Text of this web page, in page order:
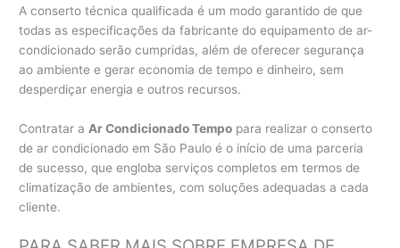
A conserto técnica qualificada é um modo garantido de que
todas as especificações da fabricante do equipamento de ar-
condicionado serão cumpridas, além de oferecer segurança
ao ambiente e gerar economia de tempo e dinheiro, sem
desperdiçar energia e outros recursos.
Contratar a Ar Condicionado Tempo para realizar o conserto
de ar condicionado em São Paulo é o início de uma parceria
de sucesso, que engloba serviços completos em termos de
climatização de ambientes, com soluções adequadas a cada
cliente.